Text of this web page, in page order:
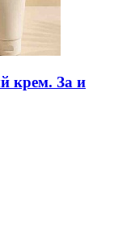
крем. За и